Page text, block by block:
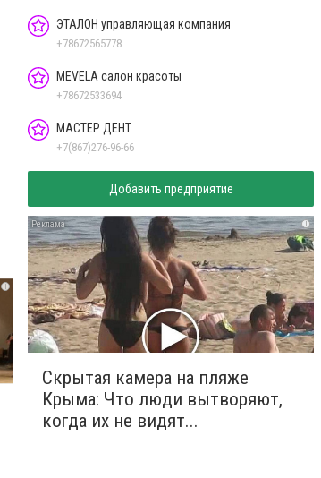
i
ЭТАЛОН управляющая компания
+78672565778
MEVELA салон красоты
+78672533694
МАСТЕР ДЕНТ
+7(867)276-96-66
Добавить предприятие
i
Скрытая камера на пляже
Крыма: Что люди вытворяют,
когда их не видят...